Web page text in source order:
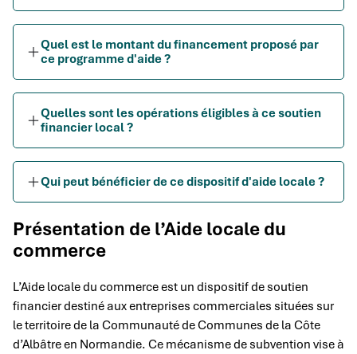
Quel est le montant du financement proposé par
ce programme d'aide ?
Quelles sont les opérations éligibles à ce soutien
financier local ?
Qui peut bénéficier de ce dispositif d'aide locale ?
Présentation de l’Aide locale du
commerce
L’Aide locale du commerce est un dispositif de soutien
financier destiné aux entreprises commerciales situées sur
le territoire de la Communauté de Communes de la Côte
d’Albâtre en Normandie. Ce mécanisme de subvention vise à